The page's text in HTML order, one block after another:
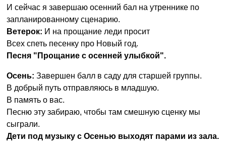
И сейчас я завершаю осенний бал на утреннике по
запланированному сценарию.
Ветерок: И на прощание леди просит
Всех спеть песенку про Новый год.
Песня "Прощание с осенней улыбкой".
Осень: Завершен балл в саду для старшей группы.
В добрый путь отправляюсь в младшую.
В память о вас.
Песню эту забираю, чтобы там смешную сценку мы
сыграли.
Дети под музыку с Осенью выходят парами из зала.